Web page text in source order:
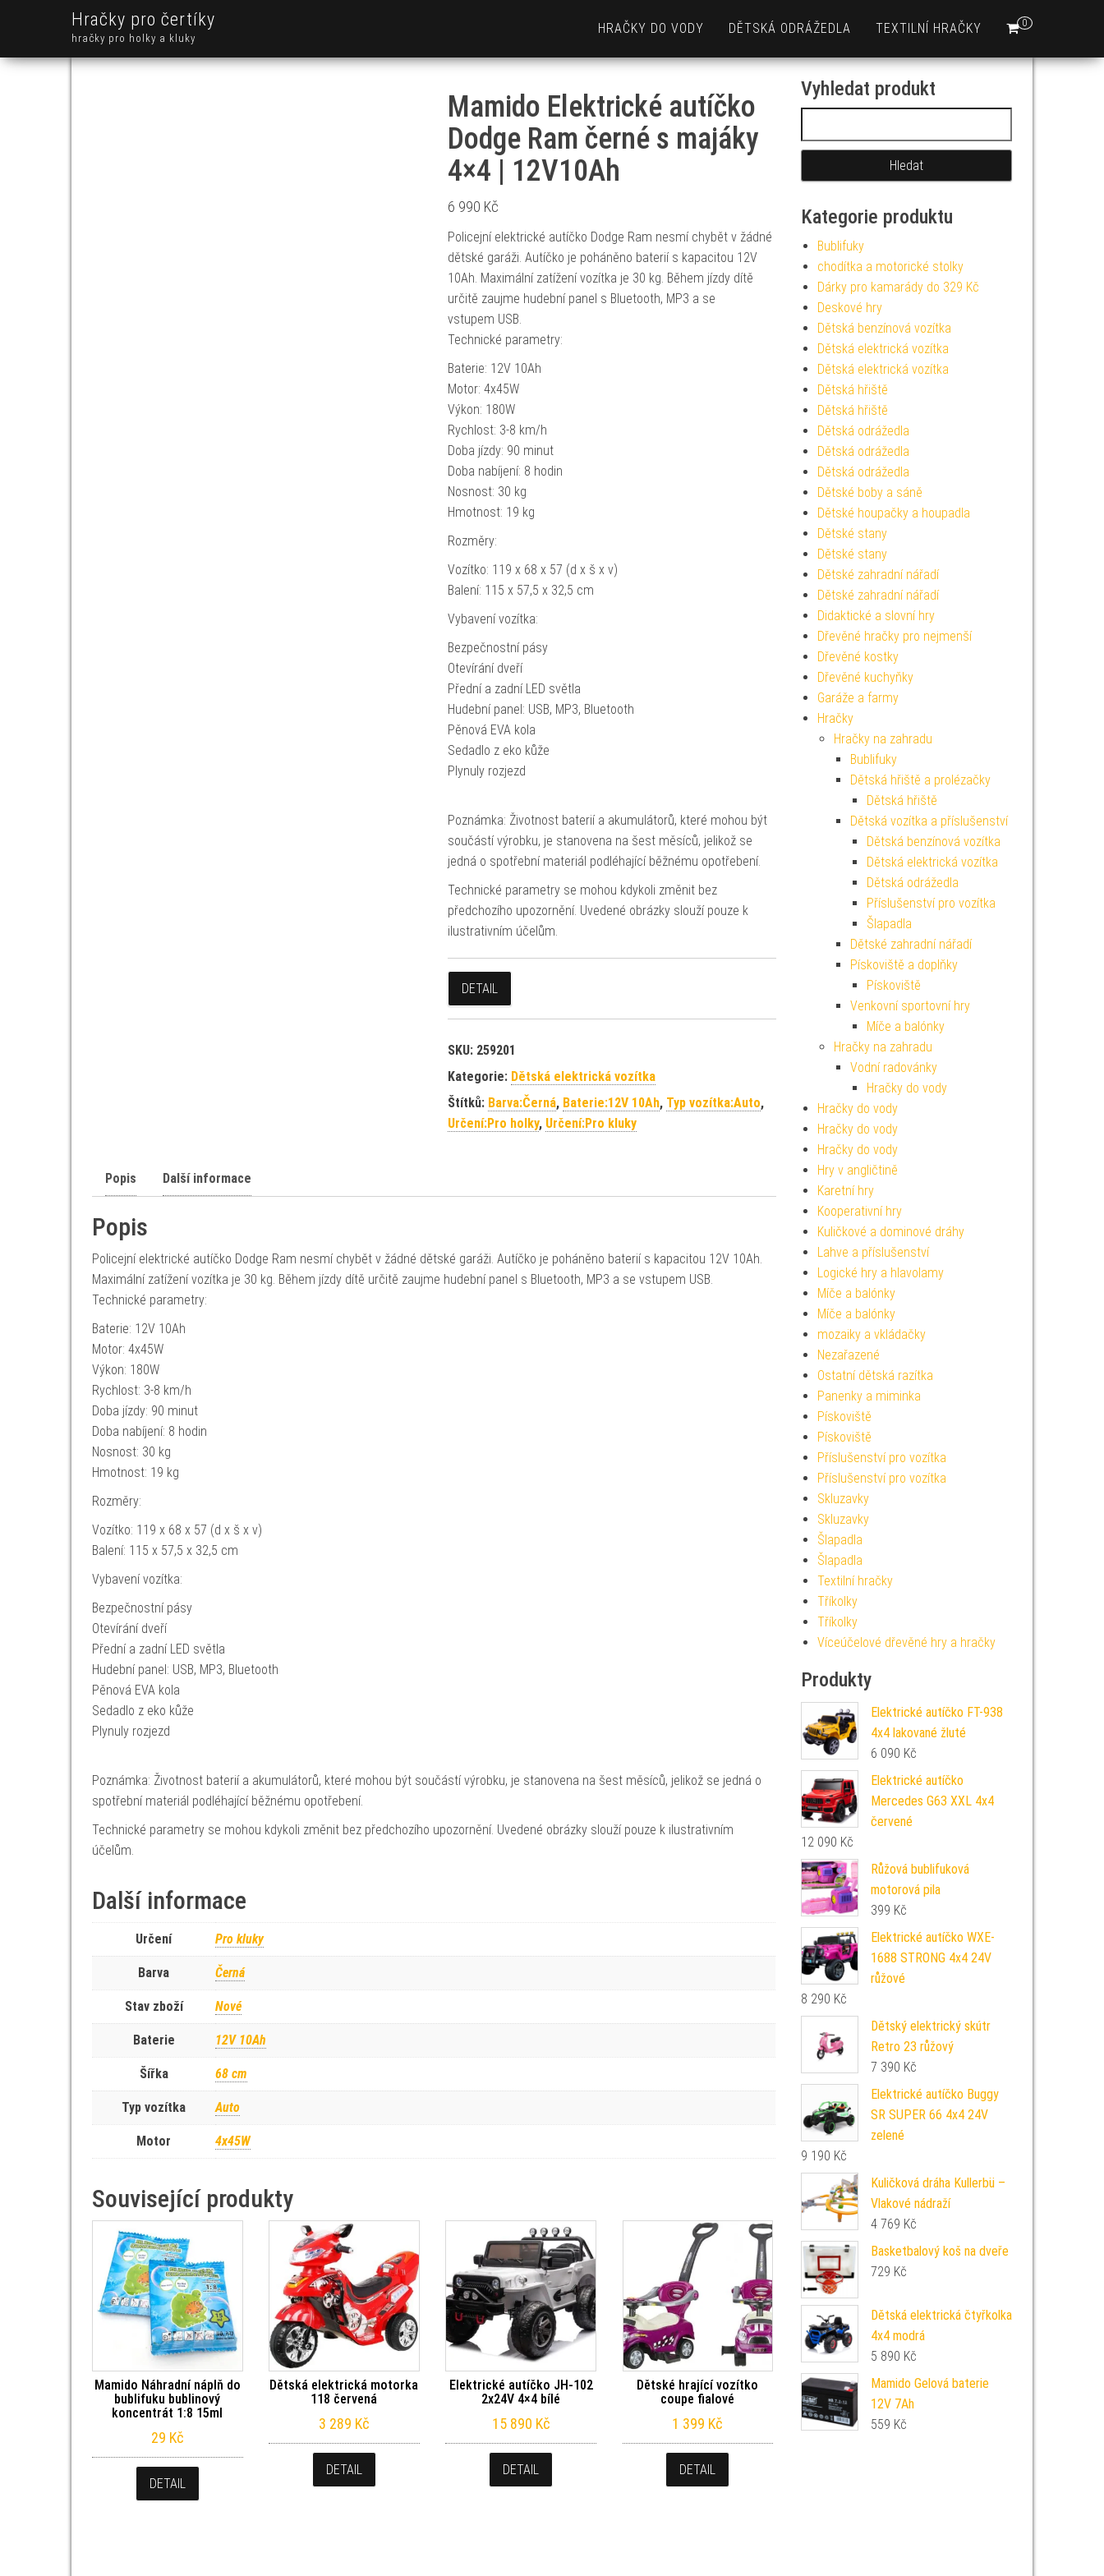
Hračky pro čertíky
hračky pro holky a kluky
0
HRAČKY DO VODY DĚTSKÁ ODRÁŽEDLA TEXTILNÍ HRAČKY
Mamido Elektrické autíčko
Dodge Ram černé s majáky
4×4 | 12V10Ah
6 990 Kč
Policejní elektrické autíčko Dodge Ram nesmí chybět v žádné
dětské garáži. Autíčko je poháněno baterií s kapacitou 12V
10Ah. Maximální zatížení vozítka je 30 kg. Během jízdy dítě
určitě zaujme hudební panel s Bluetooth, MP3 a se
vstupem USB.
Technické parametry:
Baterie: 12V 10Ah
Motor: 4x45W
Výkon: 180W
Rychlost: 3-8 km/h
Doba jízdy: 90 minut
Doba nabíjení: 8 hodin
Nosnost: 30 kg
Hmotnost: 19 kg
Rozměry:
Vozítko: 119 x 68 x 57 (d x š x v)
Balení: 115 x 57,5 x 32,5 cm
Vybavení vozítka:
Bezpečnostní pásy
Otevírání dveří
Přední a zadní LED světla
Hudební panel: USB, MP3, Bluetooth
Pěnová EVA kola
Sedadlo z eko kůže
Plynuly rozjezd
Poznámka: Životnost baterií a akumulátorů, které mohou být
součástí výrobku, je stanovena na šest měsíců, jelikož se
jedná o spotřební materiál podléhající běžnému opotřebení.
Technické parametry se mohou kdykoli změnit bez
předchozího upozornění. Uvedené obrázky slouží pouze k
ilustrativním účelům.
DETAIL
SKU: 259201
Kategorie: Dětská elektrická vozítka
Štítků: Barva:Černá, Baterie:12V 10Ah, Typ vozítka:Auto,
Určení:Pro holky, Určení:Pro kluky
Popis Další informace
Popis
Policejní elektrické autíčko Dodge Ram nesmí chybět v žádné dětské garáži. Autíčko je poháněno baterií s kapacitou 12V 10Ah.
Maximální zatížení vozítka je 30 kg. Během jízdy dítě určitě zaujme hudební panel s Bluetooth, MP3 a se vstupem USB.
Technické parametry:
Baterie: 12V 10Ah
Motor: 4x45W
Výkon: 180W
Rychlost: 3-8 km/h
Doba jízdy: 90 minut
Doba nabíjení: 8 hodin
Nosnost: 30 kg
Hmotnost: 19 kg
Rozměry:
Vozítko: 119 x 68 x 57 (d x š x v)
Balení: 115 x 57,5 x 32,5 cm
Vybavení vozítka:
Bezpečnostní pásy
Otevírání dveří
Přední a zadní LED světla
Hudební panel: USB, MP3, Bluetooth
Pěnová EVA kola
Sedadlo z eko kůže
Plynuly rozjezd
Poznámka: Životnost baterií a akumulátorů, které mohou být součástí výrobku, je stanovena na šest měsíců, jelikož se jedná o
spotřební materiál podléhající běžnému opotřebení.
Technické parametry se mohou kdykoli změnit bez předchozího upozornění. Uvedené obrázky slouží pouze k ilustrativním
účelům.
Další informace
Určení Pro kluky
Barva Černá
Stav zboží Nové
Baterie 12V 10Ah
Šířka 68 cm
Typ vozítka Auto
Motor 4x45W
Související produkty
Mamido Náhradní náplň do
bublifuku bublinový
koncentrát 1:8 15ml
29 Kč
DETAIL
Dětská elektrická motorka
118 červená
3 289 Kč
DETAIL
Elektrické autíčko JH-102
2x24V 4×4 bílé
15 890 Kč
DETAIL
Dětské hrající vozítko
coupe fialové
1 399 Kč
DETAIL
Vyhledat produkt
Kategorie produktu
Bublifuky
chodítka a motorické stolky
Dárky pro kamarády do 329 Kč
Deskové hry
Dětská benzínová vozítka
Dětská elektrická vozítka
Dětská elektrická vozítka
Dětská hřiště
Dětská hřiště
Dětská odrážedla
Dětská odrážedla
Dětská odrážedla
Dětské boby a sáně
Dětské houpačky a houpadla
Dětské stany
Dětské stany
Dětské zahradní nářadí
Dětské zahradní nářadí
Didaktické a slovní hry
Dřevěné hračky pro nejmenší
Dřevěné kostky
Dřevěné kuchyňky
Garáže a farmy
Hračky
Hračky na zahradu
Bublifuky
Dětská hřiště a prolézačky
Dětská hřiště
Dětská vozítka a příslušenství
Dětská benzínová vozítka
Dětská elektrická vozítka
Dětská odrážedla
Příslušenství pro vozítka
Šlapadla
Dětské zahradní nářadí
Pískoviště a doplňky
Pískoviště
Venkovní sportovní hry
Míče a balónky
Hračky na zahradu
Vodní radovánky
Hračky do vody
Hračky do vody
Hračky do vody
Hračky do vody
Hry v angličtině
Karetní hry
Kooperativní hry
Kuličkové a dominové dráhy
Lahve a příslušenství
Logické hry a hlavolamy
Míče a balónky
Míče a balónky
mozaiky a vkládačky
Nezařazené
Ostatní dětská razítka
Panenky a miminka
Pískoviště
Pískoviště
Příslušenství pro vozítka
Příslušenství pro vozítka
Skluzavky
Skluzavky
Šlapadla
Šlapadla
Textilní hračky
Tříkolky
Tříkolky
Víceúčelové dřevěné hry a hračky
Produkty
Elektrické autíčko FT-938
4x4 lakované žluté
6 090 Kč
Elektrické autíčko
Mercedes G63 XXL 4x4
červené
12 090 Kč
Růžová bublifuková
motorová pila
399 Kč
Elektrické autíčko WXE-
1688 STRONG 4x4 24V
růžové
8 290 Kč
Dětský elektrický skútr
Retro 23 růžový
7 390 Kč
Elektrické autíčko Buggy
SR SUPER 66 4x4 24V
zelené
9 190 Kč
Kuličková dráha Kullerbü –
Vlakové nádraží
4 769 Kč
Basketbalový koš na dveře
729 Kč
Dětská elektrická čtyřkolka
4x4 modrá
5 890 Kč
Mamido Gelová baterie
12V 7Ah
559 Kč